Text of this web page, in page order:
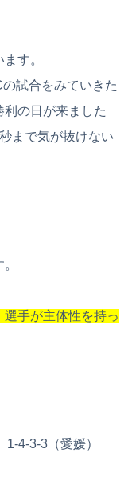
す。
試合をみていきた
の日が来ました
まで気が抜けない
手が主体性を持っ
4-3-3（愛媛）